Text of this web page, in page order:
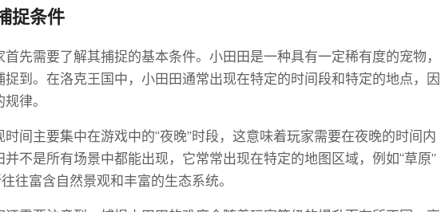
捉条件
先需要了解其捕捉的基本条件。小田田是一种具有一定稀有度的宠物，
到。在洛克王国中，小田田通常出现在特定的时间段和特定的地点，因
律。
间主要集中在游戏中的“夜晚”时段，这意味着玩家需要在夜晚的时间内
不是所有场景中都能出现，它常常出现在特定的地图区域，例如“草原”
往富含自然景观和丰富的生态系统。